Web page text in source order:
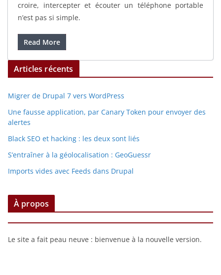
croire, intercepter et écouter un téléphone portable
n’est pas si simple.
Read More
Articles récents
Migrer de Drupal 7 vers WordPress
Une fausse application, par Canary Token pour envoyer des
alertes
Black SEO et hacking : les deux sont liés
S’entraîner à la géolocalisation : GeoGuessr
Imports vides avec Feeds dans Drupal
À propos
Le site a fait peau neuve : bienvenue à la nouvelle version.